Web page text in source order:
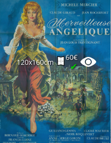
120x160cm
60€
✔